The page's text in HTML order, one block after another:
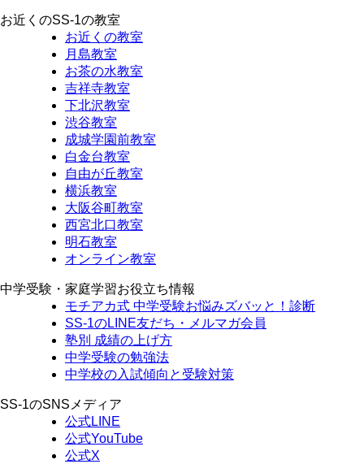
お近くのSS-1の教室
お近くの教室
月島教室
お茶の水教室
吉祥寺教室
下北沢教室
渋谷教室
成城学園前教室
白金台教室
自由が丘教室
横浜教室
大阪谷町教室
西宮北口教室
明石教室
オンライン教室
中学受験・家庭学習お役立ち情報
モチアカ式 中学受験お悩みズバッと！診断
SS-1のLINE友だち・メルマガ会員
塾別 成績の上げ方
中学受験の勉強法
中学校の入試傾向と受験対策
SS-1のSNSメディア
公式LINE
公式YouTube
公式X